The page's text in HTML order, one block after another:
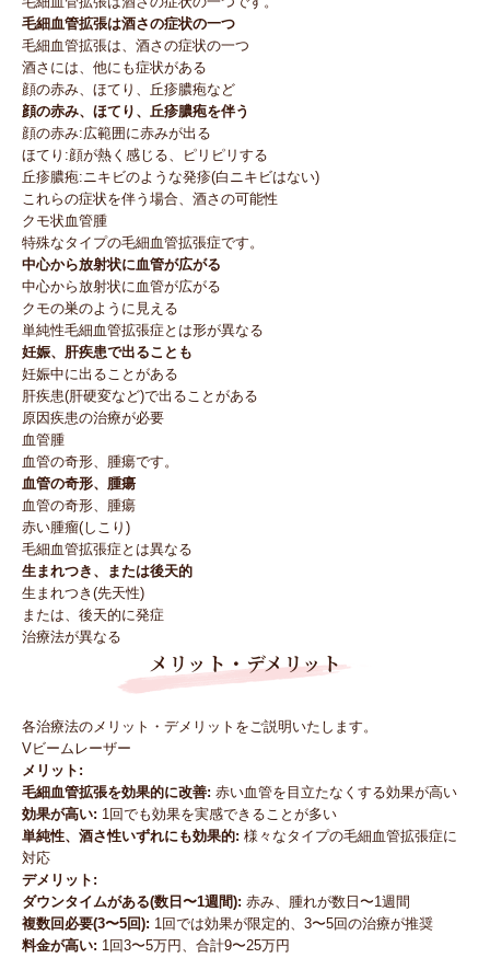
毛細血管拡張は酒さの症状の一つ
毛細血管拡張は、酒さの症状の一つ
酒さには、他にも症状がある
顔の赤み、ほてり、丘疹膿疱など
顔の赤み、ほてり、丘疹膿疱を伴う
顔の赤み:広範囲に赤みが出る
ほてり:顔が熱く感じる、ピリピリする
丘疹膿疱:ニキビのような発疹(白ニキビはない)
これらの症状を伴う場合、酒さの可能性
クモ状血管腫
特殊なタイプの毛細血管拡張症です。
中心から放射状に血管が広がる
中心から放射状に血管が広がる
クモの巣のように見える
単純性毛細血管拡張症とは形が異なる
妊娠、肝疾患で出ることも
妊娠中に出ることがある
肝疾患(肝硬変など)で出ることがある
原因疾患の治療が必要
血管腫
血管の奇形、腫瘍です。
血管の奇形、腫瘍
血管の奇形、腫瘍
赤い腫瘤(しこり)
毛細血管拡張症とは異なる
生まれつき、または後天的
生まれつき(先天性)
または、後天的に発症
治療法が異なる
メリット・デメリット
各治療法のメリット・デメリットをご説明いたします。
Vビームレーザー
メリット:
毛細血管拡張を効果的に改善: 赤い血管を目立たなくする効果が高い
効果が高い: 1回でも効果を実感できることが多い
単純性、酒さ性いずれにも効果的: 様々なタイプの毛細血管拡張症に
対応
デメリット:
ダウンタイムがある(数日〜1週間): 赤み、腫れが数日〜1週間
複数回必要(3〜5回): 1回では効果が限定的、3〜5回の治療が推奨
料金が高い: 1回3〜5万円、合計9〜25万円